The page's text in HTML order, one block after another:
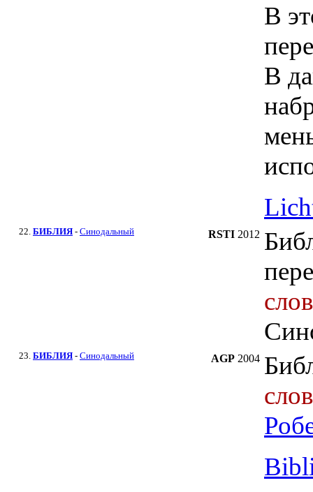
В
В
22. БИБЛИЯ - Синодальный RSTI 2012
23. БИБЛИЯ - Синодальный AGP 2004